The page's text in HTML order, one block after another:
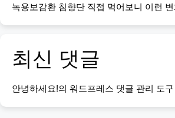
녹용보감환 침향단 직접 먹어보니 이런
최신 댓글
안녕하세요!의 워드프레스 댓글 관리 도구